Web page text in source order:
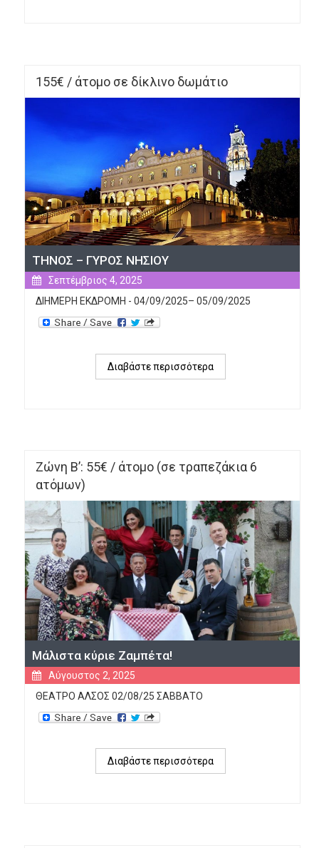
155€ / άτομο σε δίκλινο δωμάτιο
ΤΗΝΟΣ – ΓΥΡΟΣ ΝΗΣΙΟΥ
Σεπτέμβριος 4, 2025
ΔΙΗΜΕΡΗ ΕΚΔΡΟΜΗ - 04/09/2025– 05/09/2025
Διαβάστε περισσότερα
για
Ζώνη Β’: 55€ / άτομο (σε τραπεζάκια 6
ατόμων)
Μάλιστα κύριε Ζαμπέτα!
Αύγουστος 2, 2025
ΘΕΑΤΡΟ ΑΛΣΟΣ 02/08/25 ΣΑΒΒΑΤΟ
Διαβάστε περισσότερα
για